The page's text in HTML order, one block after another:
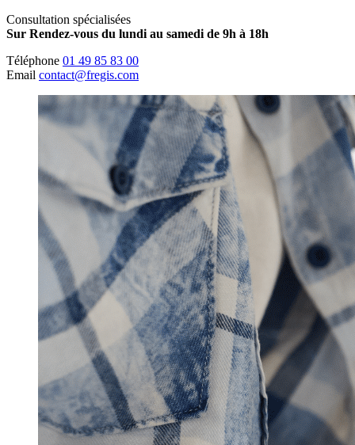
Consultation spécialisées
Sur Rendez-vous du lundi au samedi de 9h à 18h
Téléphone 01 49 85 83 00
Email contact@fregis.com